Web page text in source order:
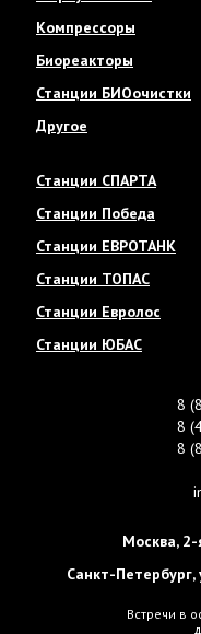
Компрессоры
Биореакторы
Станции БИОочистки
Другое
Станции СПАРТА
Станции Победа
Станции ЕВРОТАНК
Станции ТОПАС
Станции Евролос
Станции ЮБАС
8
8
8
Москва, 2-
Санкт-Петербург,
Встречи в